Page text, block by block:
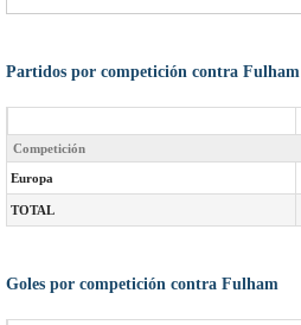
Partidos por competición contra Fulham
Competición
Europa
TOTAL
Goles por competición contra Fulham